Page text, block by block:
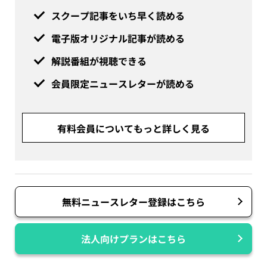
スクープ記事をいち早く読める
電子版オリジナル記事が読める
解説番組が視聴できる
会員限定ニュースレターが読める
有料会員についてもっと詳しく見る
無料ニュースレター登録はこちら
法人向けプランはこちら